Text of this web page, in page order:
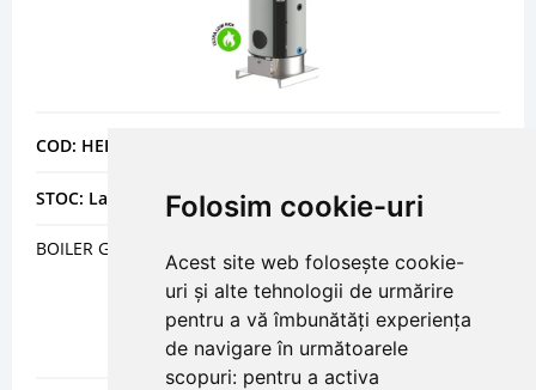
Folosim cookie-uri
Acest site web folosește cookie-
uri și alte tehnologii de urmărire
pentru a vă îmbunătăți experiența
de navigare în următoarele
scopuri: pentru a activa
COD: HEITGFN3LX
STOC: La comanda
BOILER GAZ - HEIZER - LOW NOX - TGFN-3 LX 300 L